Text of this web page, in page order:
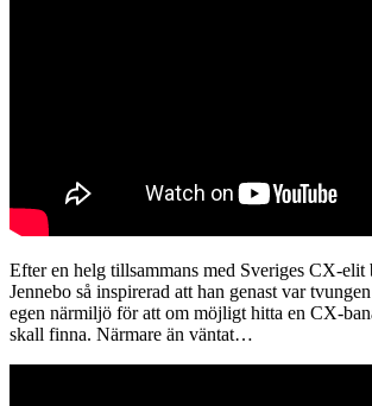
Efter en helg tillsammans med Sveriges CX-elit
Jennebo så inspirerad att han genast var
egen närmiljö för att om möjligt hitta en CX-
skall finna. Närmare än väntat…